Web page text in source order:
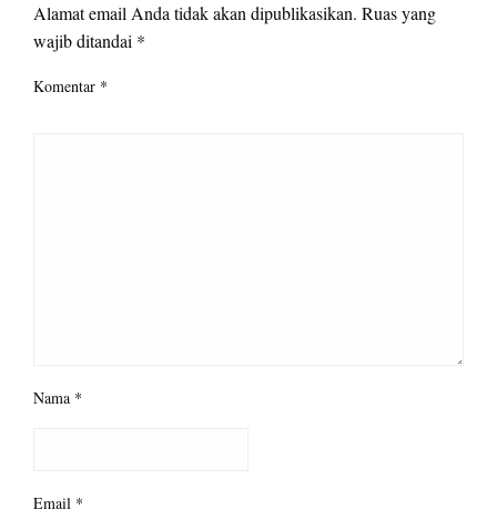
Alamat email Anda tidak akan dipublikasikan. Ruas yang
wajib ditandai *
Komentar *
Nama *
Email *